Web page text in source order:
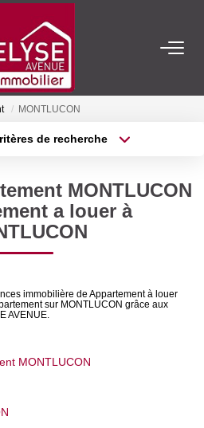
GÉRER
Nous
Actualités
MONTLUCON
de recherche
Surface min
MONTLUCON
a louer à
immobilière de Appartement à louer
sur MONTLUCON grâce aux
AVENUE.
MONTLUCON